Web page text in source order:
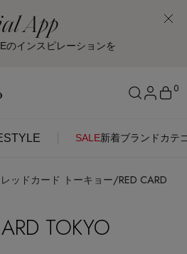
App
のインスピレーションを
SALE新着ブランド カテ
0
ログイン
レッドカード トーキョー/RED CARD
TOKYO